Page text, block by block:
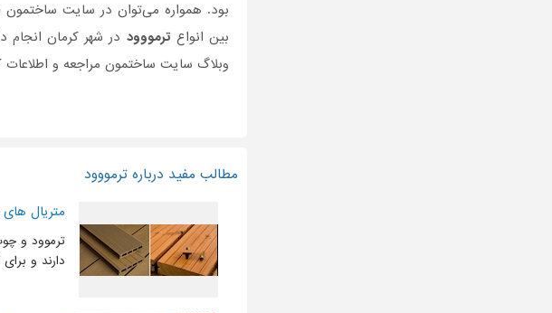
بود. همواره می‌توان در سایت ساختمون
بین انواع ترمووود در شهر کرمان انجام
وبلاگ سایت ساختمون مراجعه و اطلاعات
مطالب مفید درباره ترمووود
متریال
ترموود و
دارند و